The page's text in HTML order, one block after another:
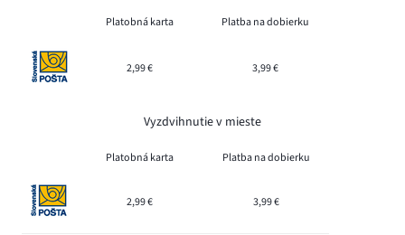
Platobná karta Platba na dobierku
2,99 € 3,99 €
Vyzdvihnutie v mieste
Platobná karta Platba na dobierku
2,99 € 3,99 €